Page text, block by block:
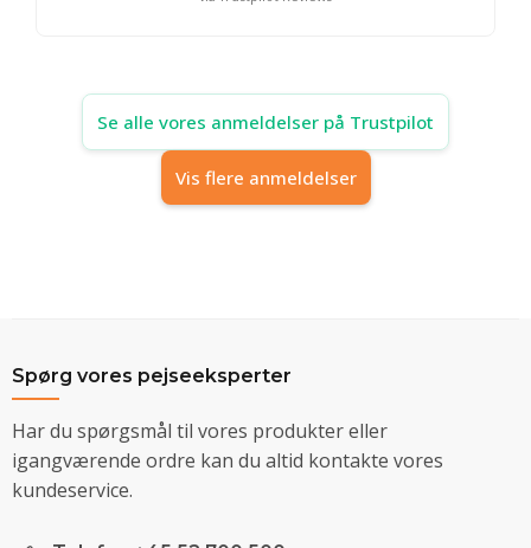
Se alle vores anmeldelser på Trustpilot
Vis flere anmeldelser
Spørg vores pejseeksperter
Har du spørgsmål til vores produkter eller
igangværende ordre kan du altid kontakte vores
kundeservice.